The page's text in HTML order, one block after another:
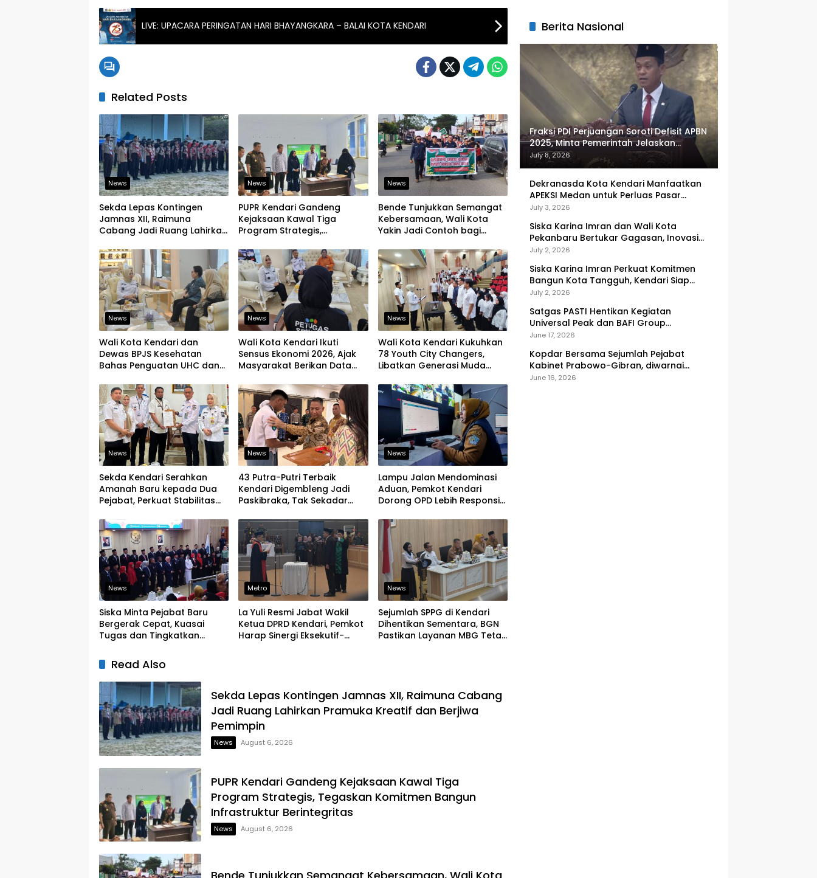
LIVE: UPACARA PERINGATAN HARI BHAYANGKARA – BALAI KOTA KENDARI
Related Posts
News
Sekda Lepas Kontingen
Jamnas XII, Raimuna
Cabang Jadi Ruang Lahirkan
Pemimpin
News
PUPR Kendari Gandeng
Kejaksaan Kawal Tiga
Program Strategis,
Infrastruktur Berintegritas
News
Bende Tunjukkan Semangat
Kebersamaan, Wali Kota
Yakin Jadi Contoh bagi
News
Wali Kota Kendari dan
Dewas BPJS Kesehatan
Bahas Penguatan UHC dan
Kesehatan
News
Wali Kota Kendari Ikuti
Sensus Ekonomi 2026, Ajak
Masyarakat Berikan Data
News
Wali Kota Kendari Kukuhkan
78 Youth City Changers,
Libatkan Generasi Muda
News
Sekda Kendari Serahkan
Amanah Baru kepada Dua
Pejabat, Perkuat Stabilitas
News
43 Putra-Putri Terbaik
Kendari Digembleng Jadi
Paskibraka, Tak Sekadar
News
Lampu Jalan Mendominasi
Aduan, Pemkot Kendari
Dorong OPD Lebih Responsif
News
Siska Minta Pejabat Baru
Bergerak Cepat, Kuasai
Tugas dan Tingkatkan
Metro
La Yuli Resmi Jabat Wakil
Ketua DPRD Kendari, Pemkot
Harap Sinergi Eksekutif-
News
Sejumlah SPPG di Kendari
Dihentikan Sementara, BGN
Pastikan Layanan MBG Tetap
Read Also
Sekda Lepas Kontingen Jamnas XII, Raimuna Cabang
Jadi Ruang Lahirkan Pramuka Kreatif dan Berjiwa
Pemimpin
News August 6, 2026
PUPR Kendari Gandeng Kejaksaan Kawal Tiga
Program Strategis, Tegaskan Komitmen Bangun
Infrastruktur Berintegritas
News August 6, 2026
Berita Nasional
Fraksi PDI Perjuangan Soroti Defisit APBN
2025, Minta Pemerintah Jelaskan
Sejumlah Target yang Tak Tercapai
July 8, 2026
Dekranasda Kota Kendari Manfaatkan
APEKSI Medan untuk Perluas Pasar
UMKM, Tenun Lokal Jadi Primadona
July 3, 2026
Siska Karina Imran dan Wali Kota
Pekanbaru Bertukar Gagasan, Inovasi
Peningkatan PAD Jadi Fokus Diskusi
July 2, 2026
Siska Karina Imran Perkuat Komitmen
Bangun Kota Tangguh, Kendari Siap
Hadapi Tantangan Pangan dan
July 2, 2026
Satgas PASTI Hentikan Kegiatan
Universal Peak dan BAFI Group
Indonesia
June 17, 2026
Kopdar Bersama Sejumlah Pejabat
Kabinet Prabowo-Gibran, diwarnai
Kericuhan
June 16, 2026